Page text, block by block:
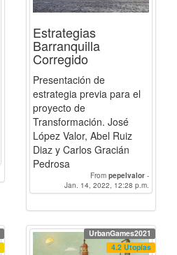
Estrategias
Barranquilla
Corregido
Presentación de
estrategia previa para el
proyecto de
Transformación. José
López Valor, Abel Ruiz
Diaz y Carlos Gracián
Pedrosa
From pepelvalor -
CarlosGraciánPedrosa-
Abelruizdiaz
Jan. 14, 2022, 12:28 p.m.
UrbanGames2021
4.2 Utopías